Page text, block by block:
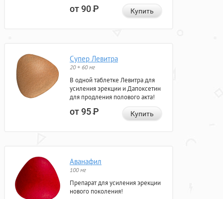
от 90Р Купить
Супер Левитра
20 + 60 мг
В одной таблетке Левитра для
усиления эрекции и Дапоксетин
для продления полового акта!
от 95Р Купить
Аванафил
100 мг
Препарат для усиления эрекции
нового поколения!